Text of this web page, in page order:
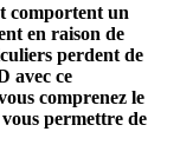
comportent un
en raison de
perdent de
avec ce
comprenez le
permettre de